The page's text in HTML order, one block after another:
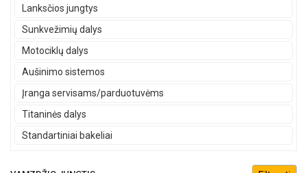
Lanksčios jungtys
Sunkvežimių dalys
Motociklų dalys
Aušinimo sistemos
Įranga servisams/parduotuvėms
Titaninės dalys
Standartiniai bakeliai